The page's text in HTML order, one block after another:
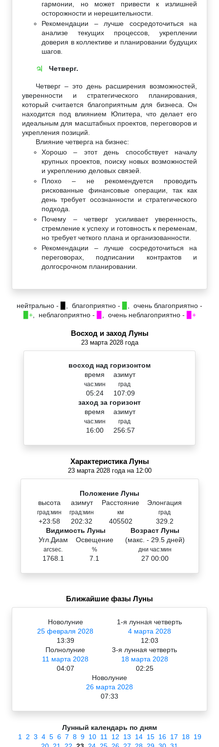
гармонии, но может привести к излишней
осторожности и нерешительности.
Рекомендации – лучше сосредоточиться на
анализе текущих процессов, укреплении
доверия в коллективе и планировании будущих
шагов.
♃ Четверг.
Четверг – это день расширения возможностей,
уверенности и стратегического планирования,
который считается благоприятным для бизнеса. Он
находится под влиянием Юпитера, что делает его
идеальным для масштабных проектов, переговоров и
укрепления позиций.
Влияние четверга на бизнес:
Хорошо – этот день способствует началу
крупных проектов, поиску новых возможностей
и укреплению деловых связей.
Плохо – не рекомендуется проводить
рискованные финансовые операции, так как
день требует осознанности и стратегического
подхода.
Почему – четверг усиливает уверенность,
стремление к успеху и готовность к переменам,
но требует четкого плана и организованности.
Рекомендации – лучше сосредоточиться на
переговорах, подписании контрактов и
долгосрочном планировании.
нейтрально - , благоприятно -
, очень благоприятно -
▉+, неблагоприятно - , очень неблагоприятно - ▉+
Восход и заход Луны
23 марта 2028 года
восход над горизонтом
время
час:мин
05:24
азимут
град
107:09
заход за горизонт
время
час:мин
16:00
азимут
град
256:57
Характеристика Луны
23 марта 2028 года на 12:00
Положение Луны
высота
град:мин
+23:58
азимут
град:мин
202:32
Расстояние
км
405502
Элонгация
град
329.2
Видимость Луны
Угл.Диам
arcsec.
1768.1
Освещение
%
7.1
Возраст Луны
(макс. - 29.5 дней)
дни час:мин
27 00:00
Ближайшие фазы Луны
Новолуние
25 февраля 2028
13:39
1-я лунная четверть
4 марта 2028
12:03
Полнолуние
11 марта 2028
04:07
3-я лунная четверть
18 марта 2028
02:25
Новолуние
26 марта 2028
07:33
Лунный календарь по дням
1
2 3 4 5 6 7 8 9 10 11 12 13 14 15 16 17 18 19